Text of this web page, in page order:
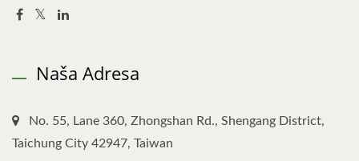
Naša Adresa
No. 55, Lane 360, Zhongshan Rd., Shengang District,
Taichung City 42947, Taiwan